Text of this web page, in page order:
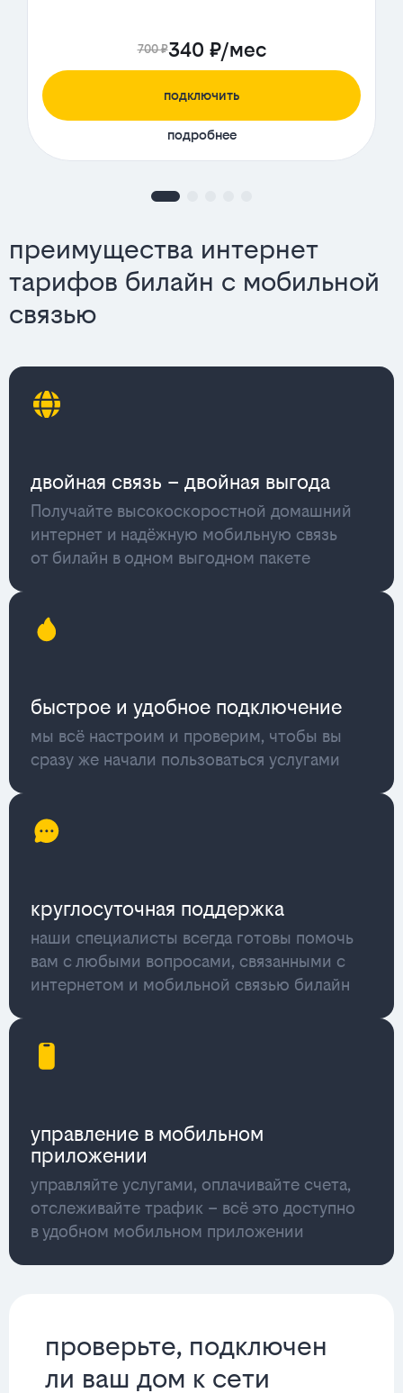
700 ₽340 ₽/мес
подключить
подробнее
преимущества интернет
тарифов билайн с мобильной
связью
двойная связь – двойная выгода
Получайте высокоскоростной домашний
интернет и надёжную мобильную связь
от билайн в одном выгодном пакете
быстрое и удобное подключение
мы всё настроим и проверим, чтобы вы
сразу же начали пользоваться услугами
круглосуточная поддержка
наши специалисты всегда готовы помочь
вам с любыми вопросами, связанными с
интернетом и мобильной связью билайн
управление в мобильном
приложении
управляйте услугами, оплачивайте счета,
отслеживайте трафик – всё это доступно
в удобном мобильном приложении
проверьте, подключен
ли ваш дом к сети